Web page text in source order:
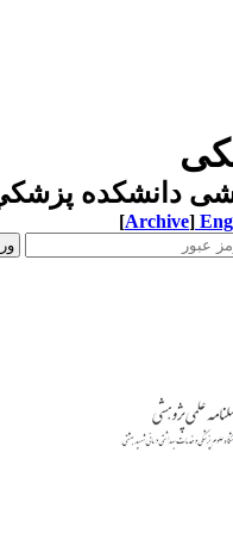
دانشکده
[Archive]